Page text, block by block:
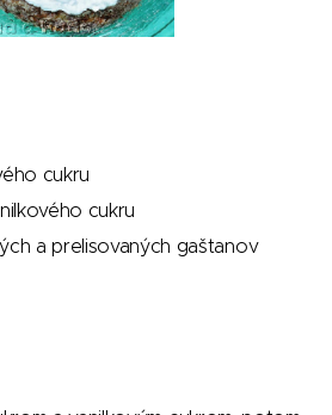
cukru
cukru
a prelisovaných gaštanov